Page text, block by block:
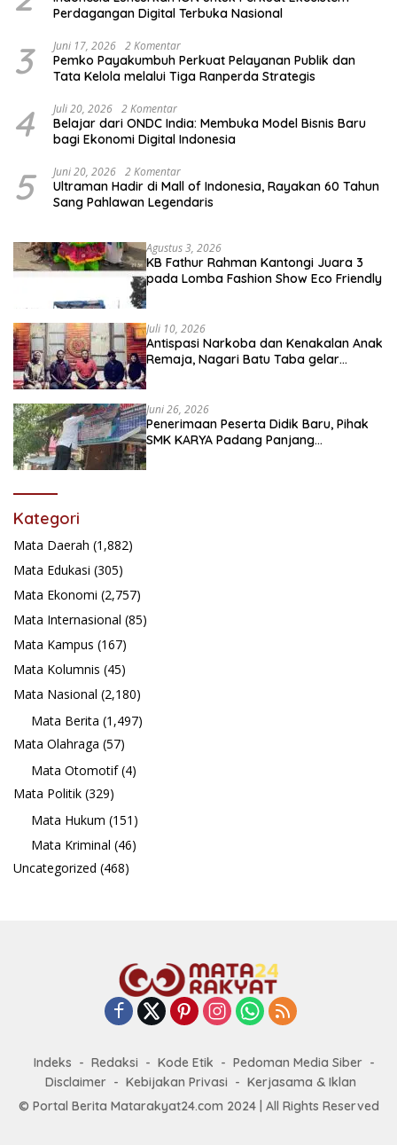
Perdagangan Digital Terbuka Nasional
3 Juni 17, 2026 2 Komentar
Pemko Payakumbuh Perkuat Pelayanan Publik dan
Tata Kelola melalui Tiga Ranperda Strategis
4 Juli 20, 2026 2 Komentar
Belajar dari ONDC India: Membuka Model Bisnis Baru
bagi Ekonomi Digital Indonesia
5 Juni 20, 2026 2 Komentar
Ultraman Hadir di Mall of Indonesia, Rayakan 60 Tahun
Sang Pahlawan Legendaris
Agustus 3, 2026
KB Fathur Rahman Kantongi Juara 3
pada Lomba Fashion Show Eco Friendly
Juli 10, 2026
Antispasi Narkoba dan Kenakalan Anak
Remaja, Nagari Batu Taba gelar
Juni 26, 2026
Penerimaan Peserta Didik Baru, Pihak
SMK KARYA Padang Panjang
Kategori
Mata Daerah (1,882)
Mata Edukasi (305)
Mata Ekonomi (2,757)
Mata Internasional (85)
Mata Kampus (167)
Mata Kolumnis (45)
Mata Nasional (2,180)
Mata Berita (1,497)
Mata Olahraga (57)
Mata Otomotif(4)
Mata Politik (329)
Mata Hukum (151)
Mata Kriminal (46)
Uncategorized (468)
Indeks Redaksi Kode Etik
Pedoman Media Siber
Disclaimer
Kebijakan Privasi
Kerjasama & Iklan
© Portal Berita Matarakyat24.com 2024 | All Rights Reserved